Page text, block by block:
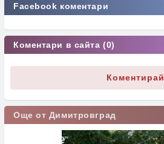
Facebook коментари
Коментари в сайта (0)
Коментирай
Още от Димитровград